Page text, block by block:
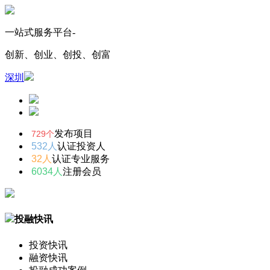
一站式服务平台-
创新、创业、创投、创富
深圳
729个发布项目
532人 认证投资人
32人 认证专业服务
6034人 注册会员
投融快讯
投资快讯
融资快讯